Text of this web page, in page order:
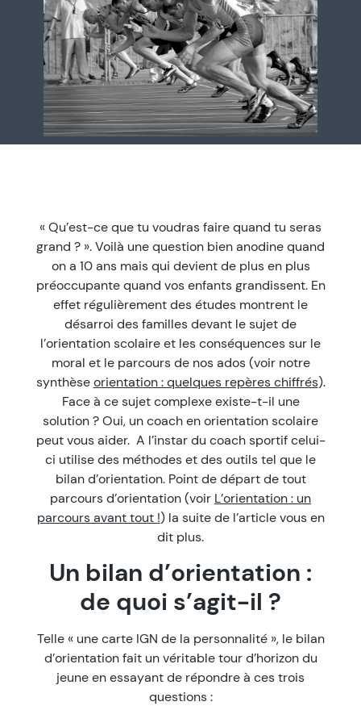
« Qu’est-ce que tu voudras faire quand tu seras
grand ? ». Voilà une question bien anodine quand
on a 10 ans mais qui devient de plus en plus
préoccupante quand vos enfants grandissent. En
effet régulièrement des études montrent le
désarroi des familles devant le sujet de
l’orientation scolaire et les conséquences sur le
moral et le parcours de nos ados (voir notre
synthèseorientation : quelques repères chiffrés).
Face à ce sujet complexe existe-t-il une
solution ? Oui, un coach en orientation scolaire
peut vous aider. A l’instar du coach sportif celui-
ci utilise des méthodes et des outils tel que le
bilan d’orientation. Point de départ de tout
parcours d’orientation (voir L’orientation : un
parcours avant tout !) la suite de l’article vous en
dit plus.
Un bilan d’orientation :
de quoi s’agit-il ?
Telle « une carte IGN de la personnalité », le bilan
d’orientation fait un véritable tour d’horizon du
jeune en essayant de répondre à ces trois
questions :